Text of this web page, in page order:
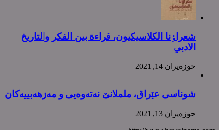
شعراٶنا الکلاسیکیون، قراءة بین الفکر والتاریخ
الادبي
حوزه‌یران 14, 2021
شوناسی عێراق، ململانێ نەتەوەیی و مەزهەبییەکان
حوزه‌یران 13, 2021